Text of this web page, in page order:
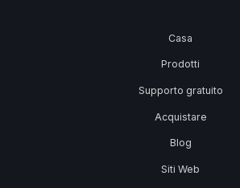
Casa
Prodotti
Supporto gratuito
Acquistare
Blog
Siti Web